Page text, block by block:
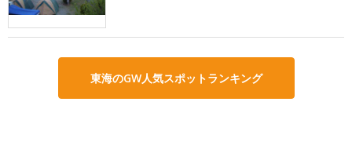
東海のGW人気スポットランキング